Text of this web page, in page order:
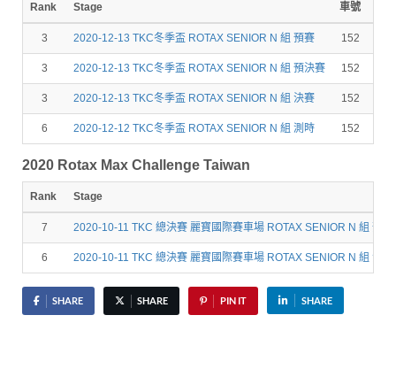
Rank Stage 車號
3 2020-12-13 TKC冬季盃 ROTAX SENIOR N 組 預賽 152
3 2020-12-13 TKC冬季盃 ROTAX SENIOR N 組 預決賽 152
3 2020-12-13 TKC冬季盃 ROTAX SENIOR N 組 決賽 152
6 2020-12-12 TKC冬季盃 ROTAX SENIOR N 組 測時 152
2020 Rotax Max Challenge Taiwan
Rank Stage
7 2020-10-11 TKC 總決賽 麗寶國際賽車場 ROTAX SENIOR N 組 預決
6 2020-10-11 TKC 總決賽 麗寶國際賽車場 ROTAX SENIOR N 組 決賽
SHARE SHARE PIN IT SHARE